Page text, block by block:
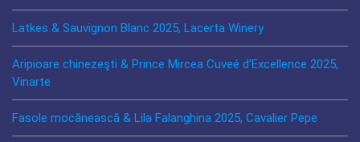
Latkes & Sauvignon Blanc 2025, Lacerta Winery
Aripioare chinezeşti & Prince Mircea Cuveé d’Excellence 2025,
Vinarte
Fasole mocănească & Lila Falanghina 2025, Cavalier Pepe